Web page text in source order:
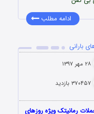
ادامه مطلب
بارانی
۲۸ مهر ۱۳۹۷
۳۷۰۴۵۷ بازدید
رمانیتکویژه روزهای